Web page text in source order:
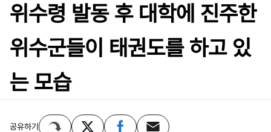
위수령 발동 후 대학에 진주한
위수군들이 태권도를 하고 있
는 모습
공유하기